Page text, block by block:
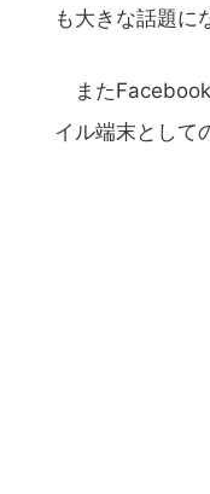
も大きな話題に
またFacebook
イル端末として